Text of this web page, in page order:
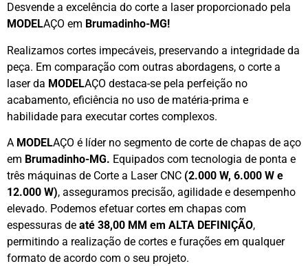
Desvende a excelência do corte a laser proporcionado pela
MODELAÇO em Brumadinho-MG!
Realizamos cortes impecáveis, preservando a integridade da
peça. Em comparação com outras abordagens, o corte a
laser da MODELAÇO destaca-se pela perfeição no
acabamento, eficiência no uso de matéria-prima e
habilidade para executar cortes complexos.
A MODELAÇO é líder no segmento de corte de chapas de aço
em Brumadinho-MG. Equipados com tecnologia de ponta e
três máquinas de Corte a Laser CNC (2.000 W, 6.000 W e
12.000 W), asseguramos precisão, agilidade e desempenho
elevado. Podemos efetuar cortes em chapas com
espessuras de até 38,00 MM em ALTA DEFINIÇÃO,
permitindo a realização de cortes e furações em qualquer
formato de acordo com o seu projeto.